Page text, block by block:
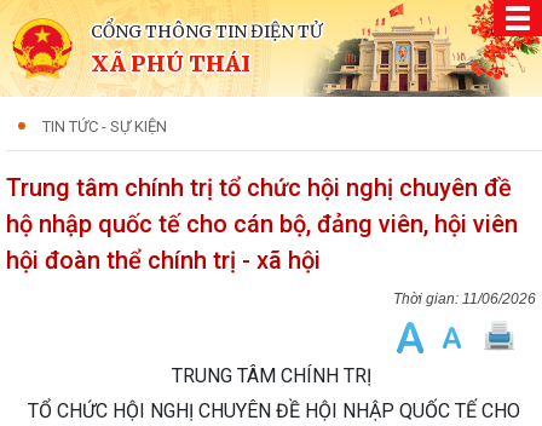
CỔNG THÔNG TIN ĐIỆN TỬ
XÃ PHÚ THÁI
TIN TỨC - SỰ KIỆN
Trung tâm chính trị tổ chức hội nghị chuyên đề
hộ nhập quốc tế cho cán bộ, đảng viên, hội viên
hội đoàn thể chính trị - xã hội
11/06/2026
TRUNG TÂM CHÍNH TRỊ
TỔ CHỨC HỘI NGHỊ CHUYÊN ĐỀ HỘI NHẬP QUỐC TẾ CHO